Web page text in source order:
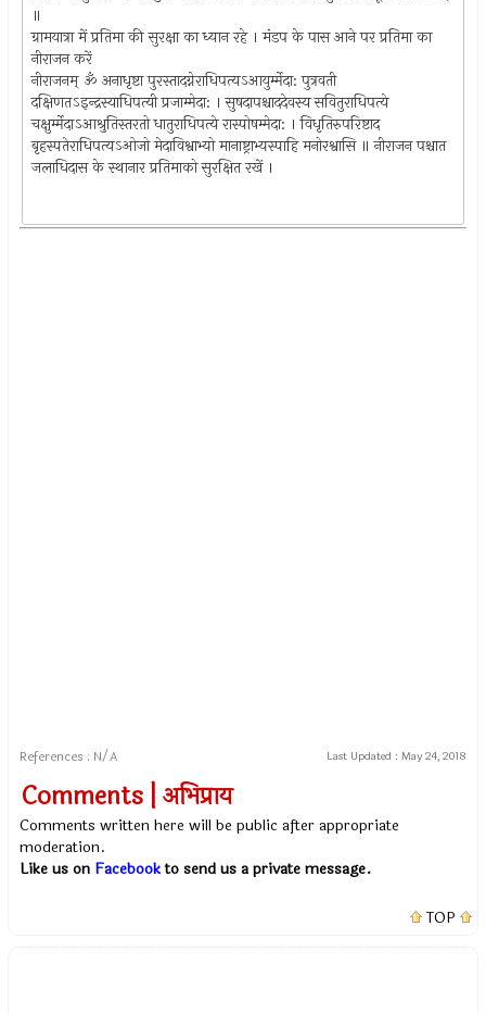
॥
ग्रामयात्रा में प्रतिमा की सुरक्षा का ध्यान रहे । मंडप के पास आने पर प्रतिमा का
नीराजन करें
नीराजनम्‌ ॐ अनाधृष्टा पुरस्तादग्नेराधिपत्यऽआयुर्म्मेदा: पुत्रवती
दक्षिणतऽइन्द्रस्याधिपत्यी प्रजाम्मेदा: । सुषदापश्चाददेवस्य सवितुराधिपत्ये
चक्षुर्म्मेदाऽआश्रुतिस्तरतो धातुराधिपत्ये रास्पोषम्मेदा: । विधृतिरुपरिष्टाद
बृहस्पतेराधिपत्यऽओजो मेदाविश्वाभ्यो मानाष्ट्राभ्यस्पाहि मनोरश्वासि ॥ नीराजन पश्चात
जलाधिदास के स्थानार प्रतिमाको सुरक्षित रखें ।
References : N/A Last Updated : May 24, 2018
Comments | अभिप्राय
Comments written here will be public after appropriate
moderation.
Like us on Facebookto send us a private message.
TOP